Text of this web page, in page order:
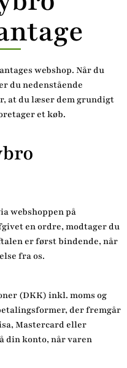
webshop. Når du
du nedenstående
at du læser dem grundigt
et køb.
webshoppen på
en ordre, modtager du
er først bindende, når
fra os.
(DKK) inkl. moms og
der fremgår
Mastercard eller
din konto, når varen